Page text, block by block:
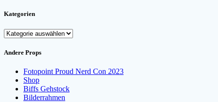
Kategorien
Kategorien
Andere Props
Fotopoint Proud Nerd Con 2023
Shop
Biffs Gehstock
Bilderrahmen